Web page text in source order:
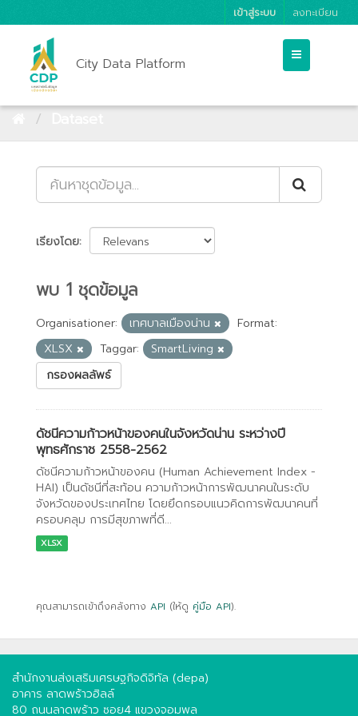
เข้าสู่ระบบ ลงทะเบียน
City Data Platform
เรียงโดย
พบ 1 ชุดข้อมูล
Organisationer: เทศบาลเมืองน่าน
Format:
XLSX
Taggar:
SmartLiving
กรองผลลัพธ์
ดัชนีความก้าวหน้าของคนในจังหวัดน่าน ระหว่างปี
พุทธศักราช 2558-2562
ดัชนีความก้าวหน้าของคน (Human Achievement Index -
HAI) เป็นดัชนีที่สะท้อน ความก้าวหน้าการพัฒนาคนในระดับ
จังหวัดของประเทศไทย โดยยึดกรอบแนวคิดการพัฒนาคนที่
ครอบคลุม การมีสุขภาพที่ดี...
XLSX
คุณสามารถเข้าถึงคลังทาง API (ให้ดู คู่มือ API).
สำนักงานส่งเสริมเศรษฐกิจดิจิทัล (depa)
อาคาร ลาดพร้าวฮิลล์
80 ถนนลาดพร้าว ซอย4 แขวงจอมพล